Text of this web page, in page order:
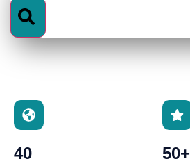
40 50+